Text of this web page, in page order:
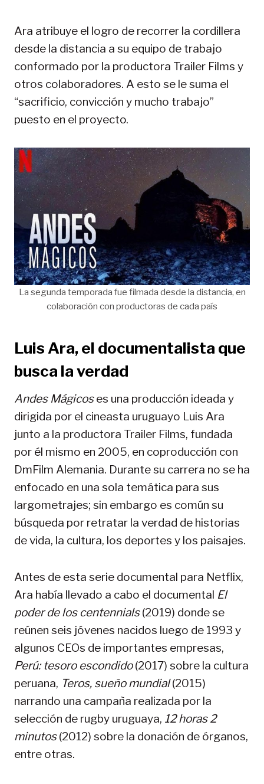
Ara atribuye el logro de recorrer la cordillera
desde la distancia a su equipo de trabajo
conformado por la productora Trailer Films y
otros colaboradores. A esto se le suma el
“sacrificio, convicción y mucho trabajo”
puesto en el proyecto.
La segunda temporada fue filmada desde la distancia, en
colaboración con productoras de cada país
Luis Ara, el documentalista que
busca la verdad
Andes Mágicoses una producción ideada y
dirigida por el cineasta uruguayo Luis Ara
junto a la productora Trailer Films, fundada
por él mismo en 2005, en coproducción con
DmFilm Alemania. Durante su carrera no se ha
enfocado en una sola temática para sus
largometrajes; sin embargo es común su
búsqueda por retratar la verdad de historias
de vida, la cultura, los deportes y los paisajes.
Antes de esta serie documental para Netflix,
Ara había llevado a cabo el documental El
poder de los centennials(2019) donde se
reúnen seis jóvenes nacidos luego de 1993 y
algunos CEOs de importantes empresas,
Perú: tesoro escondido(2017) sobre la cultura
peruana, Teros, sueño mundial(2015)
narrando una campaña realizada por la
selección de rugby uruguaya, 12 horas 2
minutos(2012) sobre la donación de órganos,
entre otras.